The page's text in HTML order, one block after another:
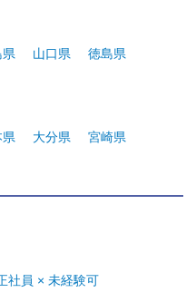
県 山口県 徳島県
大分県 宮崎県
社員 × 未経験可